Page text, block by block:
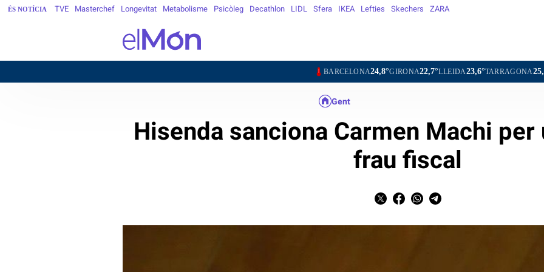
ÉS NOTÍCIA TVE Masterchef Longevitat Metabolisme Psicòleg Decathlon LIDL Sfera IKEA Lefties Skechers ZARA
BARCELONA24,8°GIRONA22,7°LLEIDA23,6°TARRAGONA25,6°TORTOSA
Gent
Hisenda sanciona Carmen Machi
frau fiscal